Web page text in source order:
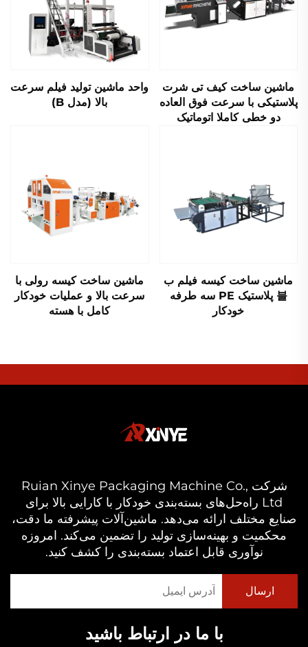
واحد ماشین تولید فیلم سرعت
بالا (مدل B)
ماشین ساخت کیف تی شرت
پلاستیکی با سرعت فوق العاده
دو خطی کاملا اتوماتیک
ماشین ساخت کیسه رولی با
سرعت بالا و عملیات خودکار
کامل با هسته
ماشین ساخت کیسه فیلم ب
블 پلاستیک PE سه طرفه
خودکار
شرکت Ruian Xinye Packaging Machine Co.,
Ltd راه‌حل‌های بسته‌بندی خودکار با کارایی بالا برای
صنایع مختلف ارائه می‌دهد. ماشین‌آلات پیشرفته ما دقت،
محکمیت و بهینه‌سازی تولید را تضمین می‌کند. امروزه
نوآوری قابل اعتماد بسته‌بندی را کشف کنید.
با ما در ارتباط باشید